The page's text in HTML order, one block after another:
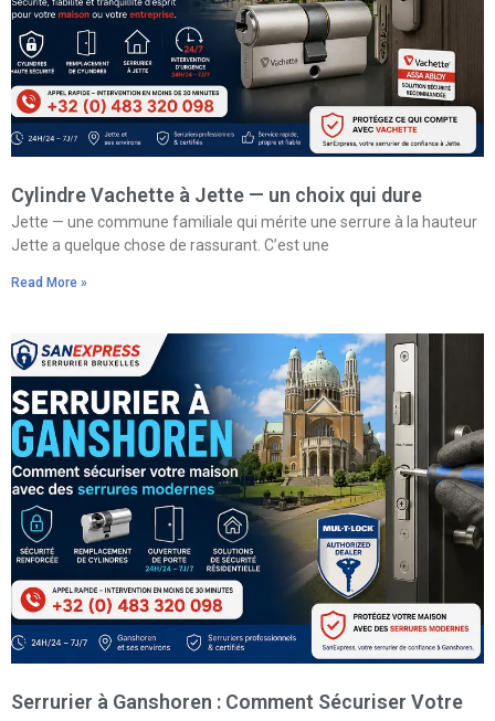
Cylindre Vachette à Jette — un choix qui dure
Jette — une commune familiale qui mérite une serrure à la hauteur
Jette a quelque chose de rassurant. C’est une
Read More »
Serrurier à Ganshoren : Comment Sécuriser Votre